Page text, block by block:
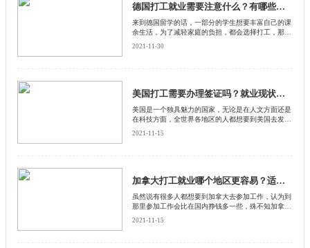
德国打工就业需要注意什么？有哪些需要注意的？
来到德国留学的话，一部分的学生想要丰富自己的课
余生活，为了减轻家庭的负担，都会选择打工，那么
2021-11-30
美国打工需要办理签证吗？就业现状怎么样？
美国是一个独具魅力的国家，无论是在人文方面还是
在科技方面，全世界各地区的人都想要到美国去发
2021-11-15
加拿大打工就业哪个地区更容易？适合什么人？
虽然说有很多人都想要到加拿大去参加工作，认为到
那里参加工作会比在国内挣钱多一些，殊不知加拿大
2021-11-15